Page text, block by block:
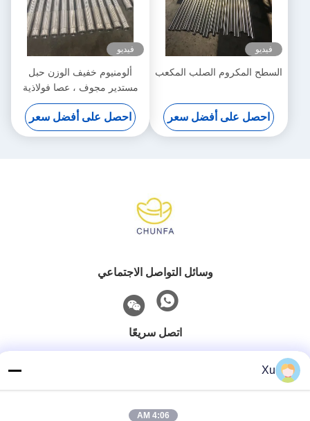
فيديو
السطح المكروم الصلب المكعب
احصل على أفضل سعر
فيديو
ألومنيوم خفيف الوزن حبل
مستدير مجوف ، عصا فولاذية
مزودة بالكروم الصلبة
احصل على أفضل سعر
وسائل التواصل الاجتماعي
اتصل سريعًا
Xu
4:06 AM